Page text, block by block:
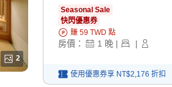
2
Seasonal Sale
快閃優惠券
賺 59 TWD 點
房價： 1 晚 | |
使用優惠券享 NT$2,176 折扣